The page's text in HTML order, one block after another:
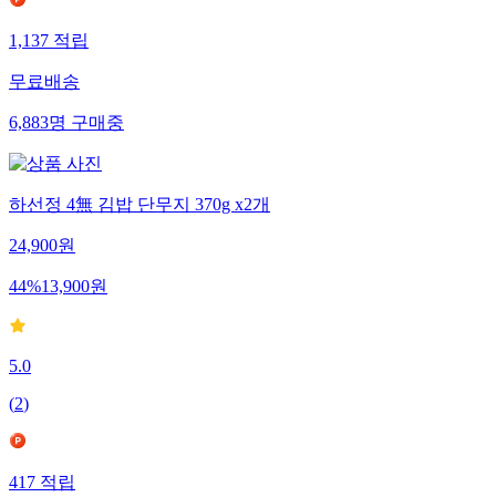
1,137적립
무료배송
6,883명구매중
하선정 4無 김밥 단무지 370g x2개
24,900원
44%13,900원
5.0
(2)
417적립